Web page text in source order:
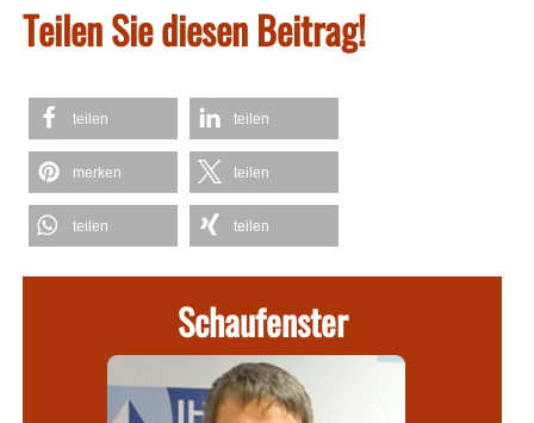
Teilen Sie diesen Beitrag!
teilen teilen
merken teilen
teilen teilen
Schaufenster